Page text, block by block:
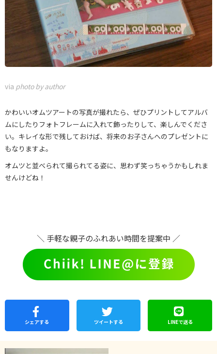
via photo by author
かわいいオムツアートの写真が撮れたら、ぜひプリントしてアルバ
ムにしたりフォトフレームに入れて飾ったりして、楽しんでくださ
い。キレイな形で残しておけば、将来のお子さんへのプレゼントに
もなりますよ。
オムツと並べられて撮られてる姿に、思わず笑っちゃうかもしれま
せんけどね！
＼ 手軽な親子のふれあい時間を提案中 ／
シェアする ツイートする LINEで送る